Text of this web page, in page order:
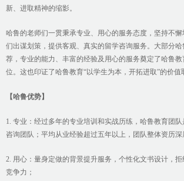
新、进取精神的缩影。
哈鲁的老师们一贯秉承专业、用心的服务态度，坚持不
们出谋划策，提供客观、真实的留学咨询服务。大部分
荐，专业的能力、丰富的经验及用心的服务奠定了哈鲁
位。这也印证了哈鲁教育“以学生为本，开拓进取”的价值
【哈鲁优势】
1. 专业：经过多年的专业培训和实战历练，哈鲁教育团
咨询团队；平均从业经验超过五年以上，团队整体资历深
2. 用心：量身定做的背景提升服务，个性化文书设计，
竞争力；